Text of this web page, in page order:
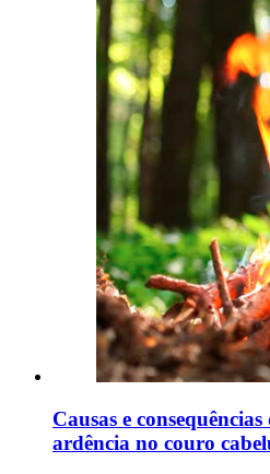
Causas e
ardência no couro